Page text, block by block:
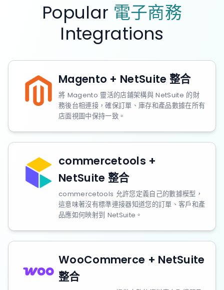
Popular 電子商務
Integrations
Magento + NetSuite 整合
將 Magento 靈活的店鋪架構與 NetSuite 的財
務後台相連接，確保訂單、庫存和產品數據在所有
店面視圖中保持一致。
commercetools +
NetSuite 整合
commercetools 允許您定義自己的數據模型，
這意味著沒有標準連接器知道您的訂單、客戶和產
品應如何映射到 NetSuite。
WooCommerce + NetSuite
整合